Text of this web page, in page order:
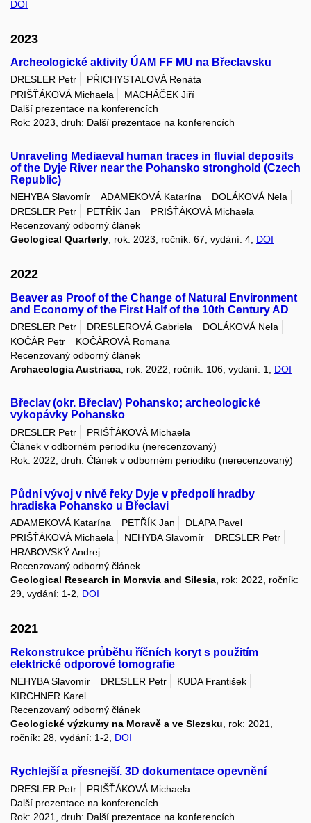
DOI
2023
Archeologické aktivity ÚAM FF MU na Břeclavsku
DRESLER Petr
PŘICHYSTALOVÁ Renáta
PRIŠŤÁKOVÁ Michaela
MACHÁČEK Jiří
Další prezentace na konferencích
Rok: 2023, druh: Další prezentace na konferencích
Unraveling Mediaeval human traces in fluvial deposits
of the Dyje River near the Pohansko stronghold (Czech
Republic)
NEHYBA Slavomír ADAMEKOVÁ Katarína
DOLÁKOVÁ Nela
DRESLER Petr
PETŘÍK Jan
PRIŠŤÁKOVÁ Michaela
Recenzovaný odborný článek
Geological Quarterly, rok: 2023, ročník: 67, vydání: 4, DOI
2022
Beaver as Proof of the Change of Natural Environment
and Economy of the First Half of the 10th Century AD
DRESLER Petr DRESLEROVÁ Gabriela
DOLÁKOVÁ Nela
KOČÁR Petr
KOČÁROVÁ Romana
Recenzovaný odborný článek
Archaeologia Austriaca, rok: 2022, ročník: 106, vydání: 1, DOI
Břeclav (okr. Břeclav) Pohansko; archeologické
vykopávky Pohansko
DRESLER Petr
PRIŠŤÁKOVÁ Michaela
Článek v odborném periodiku (nerecenzovaný)
Rok: 2022, druh: Článek v odborném periodiku (nerecenzovaný)
Půdní vývoj v nivě řeky Dyje v předpolí hradby
hradiska Pohansko u Břeclavi
ADAMEKOVÁ Katarína PETŘÍK Jan
DLAPA Pavel
PRIŠŤÁKOVÁ Michaela
NEHYBA Slavomír
DRESLER Petr
HRABOVSKÝ Andrej
Recenzovaný odborný článek
Geological Research in Moravia and Silesia, rok: 2022, ročník:
29, vydání: 1-2, DOI
2021
Rekonstrukce průběhu říčních koryt s použitím
elektrické odporové tomografie
NEHYBA Slavomír DRESLER Petr
KUDA František
KIRCHNER Karel
Recenzovaný odborný článek
Geologické výzkumy na Moravě a ve Slezsku, rok: 2021,
ročník: 28, vydání: 1-2, DOI
Rychlejší a přesnejší. 3D dokumentace opevnění
DRESLER Petr
PRIŠŤÁKOVÁ Michaela
Další prezentace na konferencích
Rok: 2021, druh: Další prezentace na konferencích